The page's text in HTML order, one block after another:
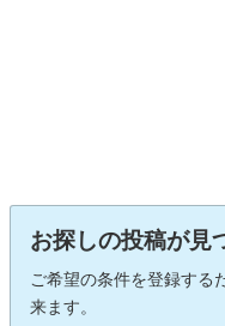
お探しの投稿が見
ご希望の条件を登録する
来ます。